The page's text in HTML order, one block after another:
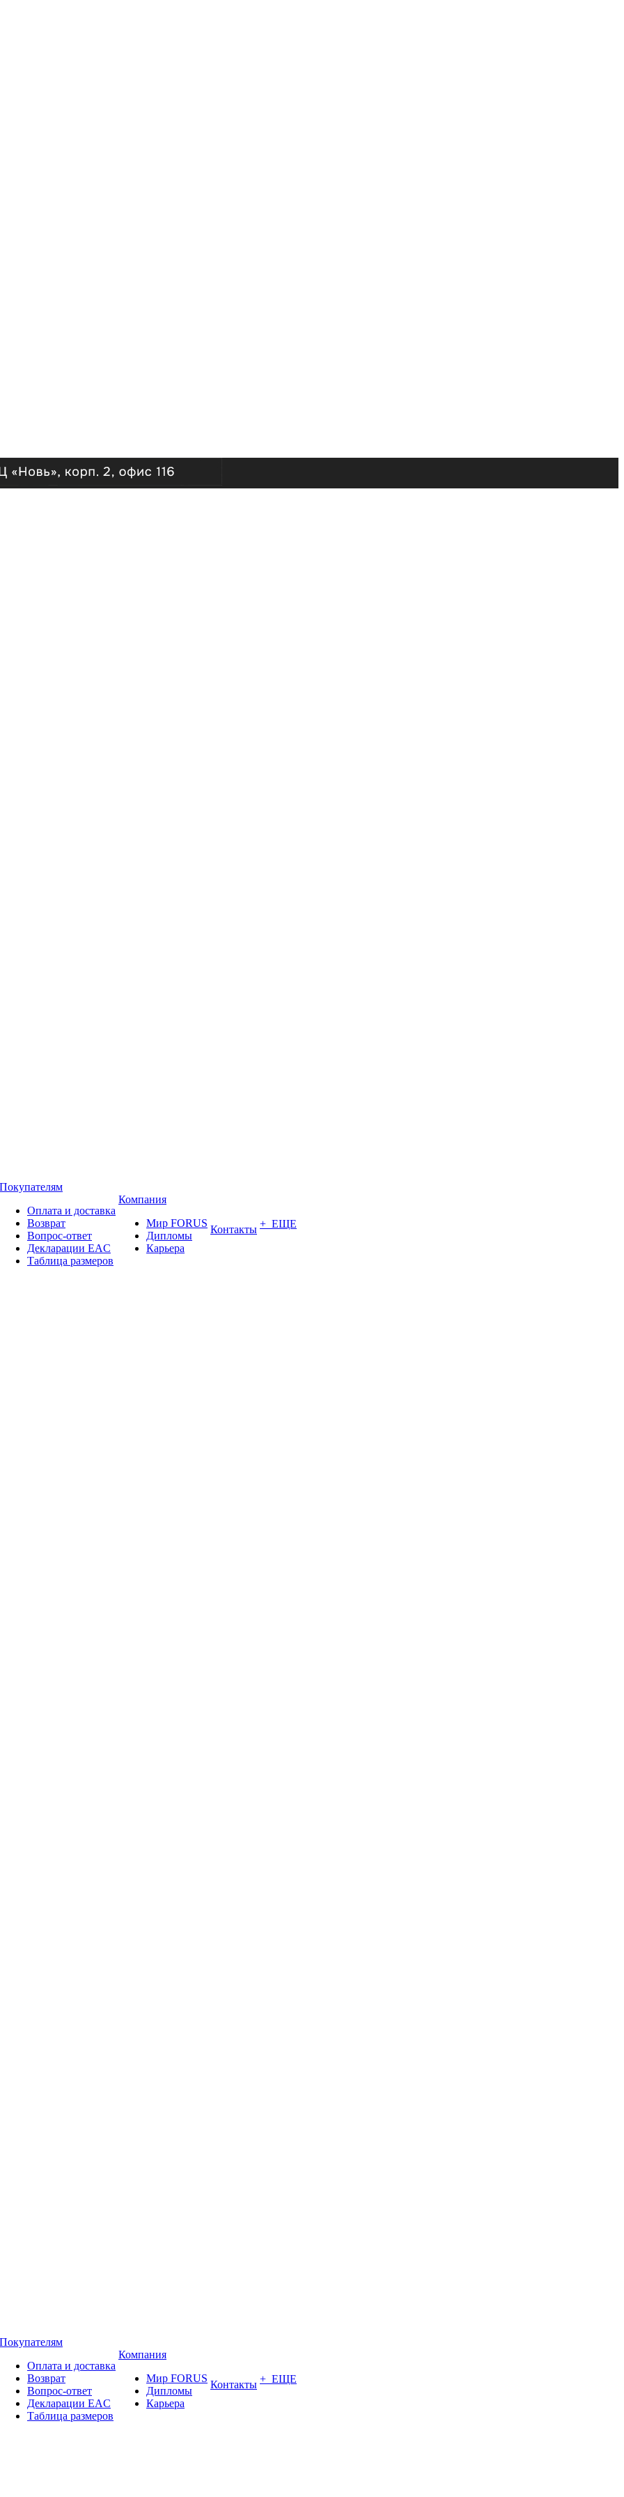
Покупателям
Оплата и доставка
Возврат
Вопрос-ответ
Декларации EAC
Таблица размеров
Компания
Мир FORUS
Дипломы
Карьера
Контакты + ЕЩЕ
Покупателям
Оплата и доставка
Возврат
Вопрос-ответ
Декларации EAC
Таблица размеров
Компания
Мир FORUS
Дипломы
Карьера
Контакты + ЕЩЕ